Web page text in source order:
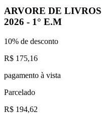
ARVORE DE
2026 - 1° E.M
10% de desconto
R$ 175,16
pagamento à vista
Parcelado
R$ 194,62